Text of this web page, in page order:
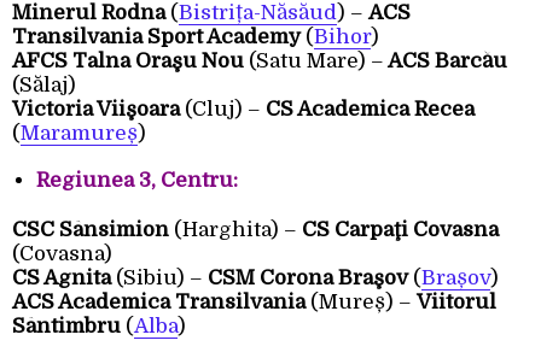
Minerul Rodna (Bistrița-Năsăud) –ACS
Transilvania Sport Academy(Bihor)
AFCS Talna Oraşu Nou (Satu Mare) –ACS Barcău
(Sălaj)
Victoria Viişoara (Cluj) – CS Academica Recea
(Maramureș)
Regiunea 3, Centru:
CSC Sânsimion (Harghita) – CS Carpaţi Covasna
(Covasna)
CS Agnita (Sibiu) – CSM Corona Braşov (Brașov)
ACS Academica Transilvania (Mureș) –Viitorul
Sântimbru (Alba)